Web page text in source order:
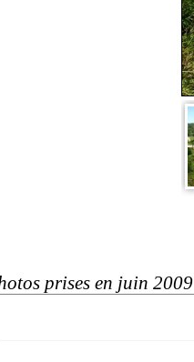
prises en juin 2009